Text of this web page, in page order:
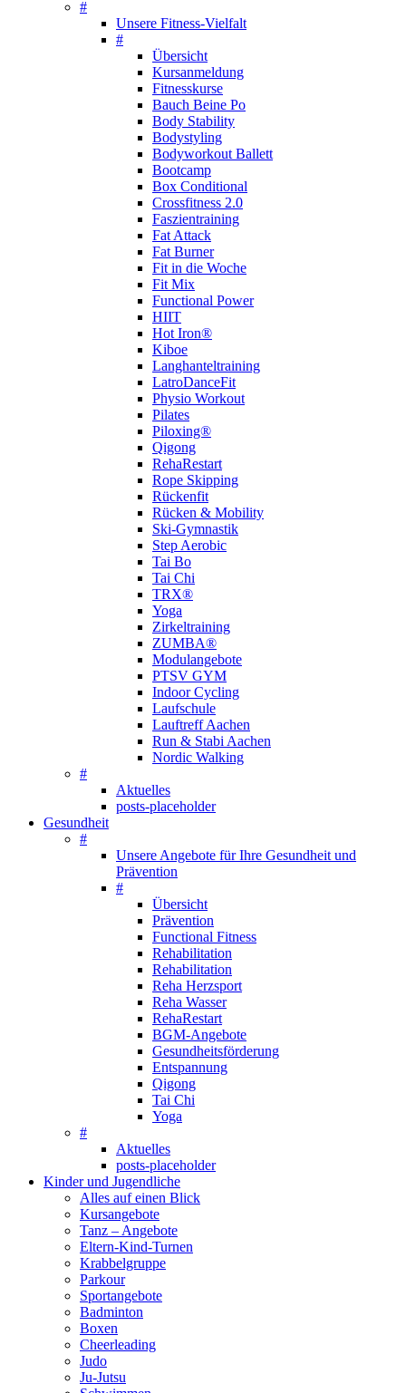
#
Unsere Fitness-Vielfalt
#
Übersicht
Kursanmeldung
Fitnesskurse
Bauch Beine Po
Body Stability
Bodystyling
Bodyworkout Ballett
Bootcamp
Box Conditional
Crossfitness 2.0
Faszientraining
Fat Attack
Fat Burner
Fit in die Woche
Fit Mix
Functional Power
HIIT
Hot Iron®
Kiboe
Langhanteltraining
LatroDanceFit
Physio Workout
Pilates
Piloxing®
Qigong
RehaRestart
Rope Skipping
Rückenfit
Rücken & Mobility
Ski-Gymnastik
Step Aerobic
Tai Bo
Tai Chi
TRX®
Yoga
Zirkeltraining
ZUMBA®
Modulangebote
PTSV GYM
Indoor Cycling
Laufschule
Lauftreff Aachen
Run & Stabi Aachen
Nordic Walking
#
Aktuelles
posts-placeholder
Gesundheit
#
Unsere Angebote für Ihre Gesundheit und
Prävention
#
Übersicht
Prävention
Functional Fitness
Rehabilitation
Rehabilitation
Reha Herzsport
Reha Wasser
RehaRestart
BGM-Angebote
Gesundheitsförderung
Entspannung
Qigong
Tai Chi
Yoga
#
Aktuelles
posts-placeholder
Kinder und Jugendliche
Alles auf einen Blick
Kursangebote
Tanz – Angebote
Eltern-Kind-Turnen
Krabbelgruppe
Parkour
Sportangebote
Badminton
Boxen
Cheerleading
Judo
Ju-Jutsu